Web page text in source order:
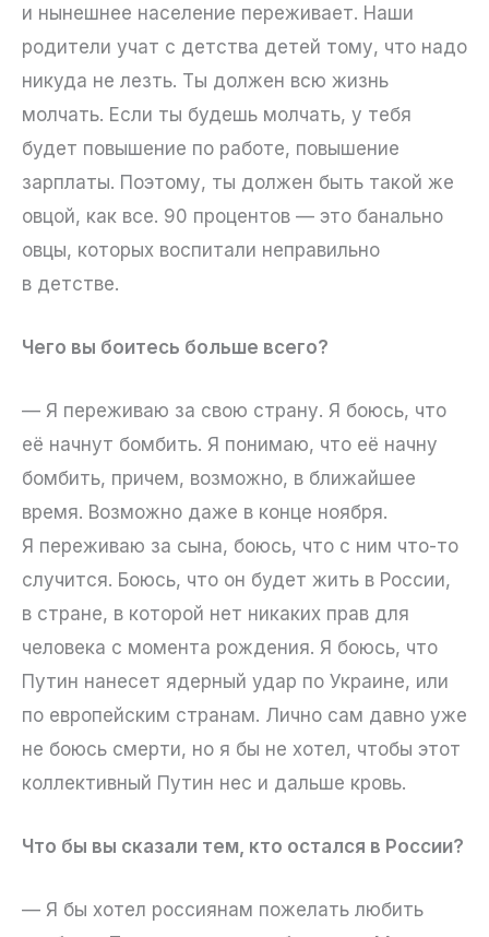
и нынешнее население переживает. Наши
родители учат с детства детей тому, что надо
никуда не лезть. Ты должен всю жизнь
молчать. Если ты будешь молчать, у тебя
будет повышение по работе, повышение
зарплаты. Поэтому, ты должен быть такой же
овцой, как все. 90 процентов — это банально
овцы, которых воспитали неправильно
в детстве.
Чего вы боитесь больше всего?
— Я переживаю за свою страну. Я боюсь, что
её начнут бомбить. Я понимаю, что её начну
бомбить, причем, возможно, в ближайшее
время. Возможно даже в конце ноября.
Я переживаю за сына, боюсь, что с ним что-то
случится. Боюсь, что он будет жить в России,
в стране, в которой нет никаких прав для
человека с момента рождения. Я боюсь, что
Путин нанесет ядерный удар по Украине, или
по европейским странам. Лично сам давно уже
не боюсь смерти, но я бы не хотел, чтобы этот
коллективный Путин нес и дальше кровь.
Что бы вы сказали тем, кто остался в России?
— Я бы хотел россиянам пожелать любить